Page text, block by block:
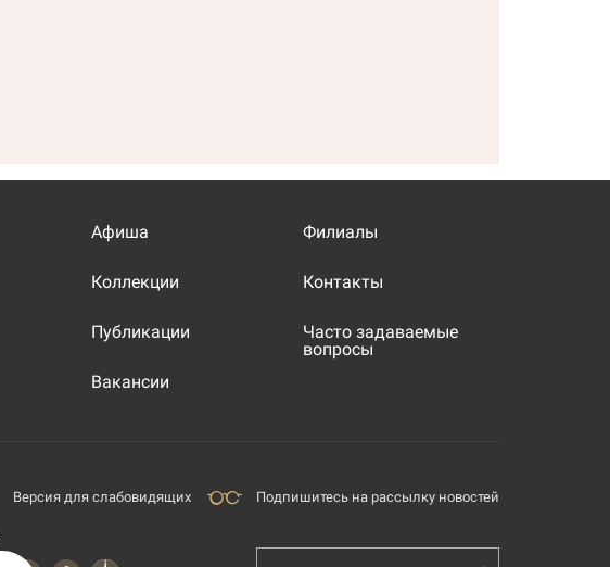
Афиша
Коллекции
Публикации
Вакансии
Филиалы
Контакты
Часто задаваемые
вопросы
Версия для слабовидящих Подпишитесь на рассылку новостей